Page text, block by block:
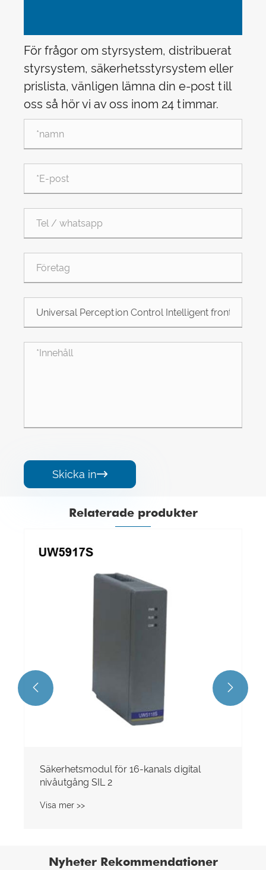
För frågor om styrsystem, distribuerat
styrsystem, säkerhetsstyrsystem eller
prislista, vänligen lämna din e-post till
oss så hör vi av oss inom 24 timmar.
Skicka in
Relaterade produkter
Säkerhetsmodul för 16-kanals digital
nivåutgång SIL 2
Visa mer >>
 
Nyheter Rekommendationer